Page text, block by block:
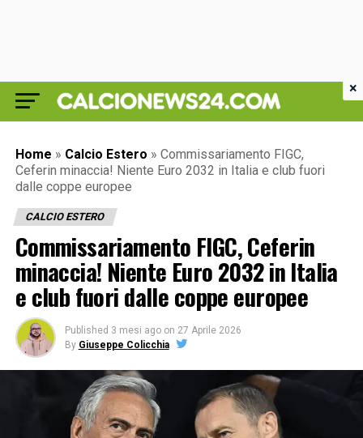
Home » Calcio Estero » Commissariamento FIGC,
Ceferin minaccia! Niente Euro 2032 in Italia e club fuori
dalle coppe europee
CALCIO ESTERO
Commissariamento FIGC, Ceferin
minaccia! Niente Euro 2032 in Italia
e club fuori dalle coppe europee
Published 3 mesi ago on 27 Aprile 2026
By Giuseppe Colicchia
×